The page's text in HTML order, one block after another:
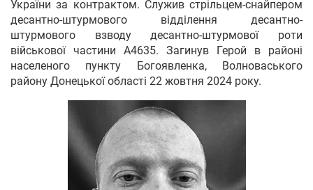
України за контрактом. Служив стрільцем-снайпером
десантно-штурмового відділення десантно-
штурмового взводу десантно-штурмової роти
військової частини А4635. Загинув Герой в районі
населеного пункту Богоявленка, Волноваського
району Донецької області 22 жовтня 2024 року.